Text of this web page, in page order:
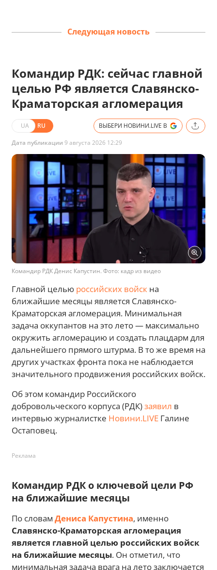
Следующая новость
Командир РДК: сейчас главной
целью РФ является Славянско-
Краматорская агломерация
UA RU ВЫБЕРИ НОВИНИ.LIVE В
Дата публикации 9 августа 2026 12:29
Командир РДК Денис Капустин. Фото: кадр из видео
Главной целью российских войск на
ближайшие месяцы является Славянско-
Краматорская агломерация. Минимальная
задача оккупантов на это лето — максимально
окружить агломерацию и создать плацдарм для
дальнейшего прямого штурма. В то же время на
других участках фронта пока не наблюдается
значительного продвижения российских войск.
Об этом командир Российского
добровольческого корпуса (РДК)заявил в
интервью журналистке Новини.LIVE Галине
Остаповец.
Реклама
Командир РДК о ключевой цели РФ
на ближайшие месяцы
По словам Дениса Капустина, именно
Славянско-Краматорская агломерация
является главной целью российских войск
на ближайшие месяцы. Он отметил, что
минимальная задача врага на лето заключается